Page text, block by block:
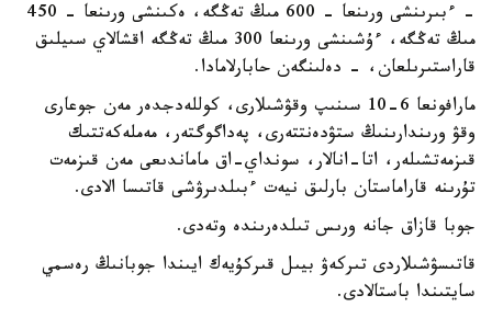
- ءبىرىنشى ورىنعا - 600 مىڭ تەڭگە، ەكىنشى ورىنعا - 450
مىڭ تەڭگە، ءۇشىنشى ورىنعا 300 مىڭ تەڭگە اقشالاي سىيلىق
قاراستىرىلعان، - دەلىنگەن حابارلامادا.
مارافونعا 6-10 سىنىپ وقۋشىلارى، كوللەدجدەر مەن جوعارى
وقۋ ورىندارىنىڭ ستۋدەنتتەرى، پەداگوگتەر، مەملەكەتتىك
قىزمەتشىلەر، اتا-انالار، سونداي-اق ماماندىعى مەن قىزمەت
تۇرىنە قاراماستان بارلىق نيەت ءبىلدىرۋشى قاتىسا الادى.
جوبا قازاق جانە ورىس تىلدەرىندە وتەدى.
قاتىسۋشىلاردى تىركەۋ بيىل قىركۇيەك ايىندا جوبانىڭ رەسمي
سايتىندا باستالادى.